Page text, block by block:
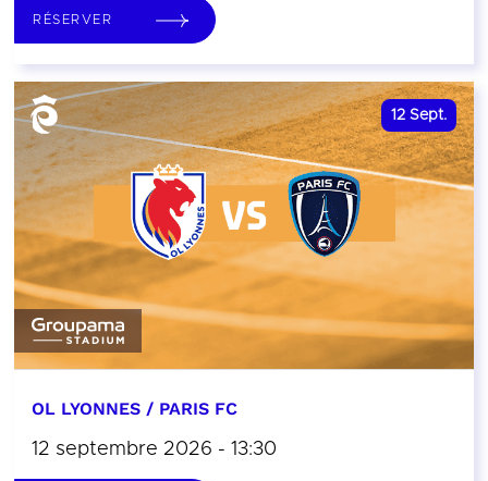
RÉSERVER
12 Sept.
OL LYONNES / PARIS FC
12 septembre 2026 - 13:30